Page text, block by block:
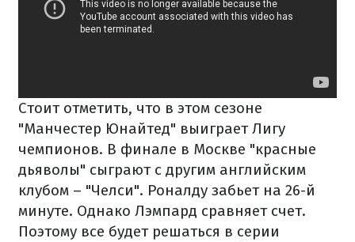
Стоит отметить, что в этом сезоне
"Манчестер Юнайтед" выиграет Лигу
чемпионов. В финале в Москве "красные
дьяволы" сыграют с другим английским
клубом – "Челси". Роналду забьет на 26-й
минуте. Однако Лэмпард сравняет счет.
Поэтому все будет решаться в серии